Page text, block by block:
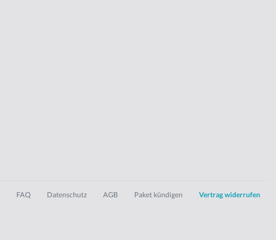
FAQ Datenschutz AGB Paket kündigen Vertrag widerrufen